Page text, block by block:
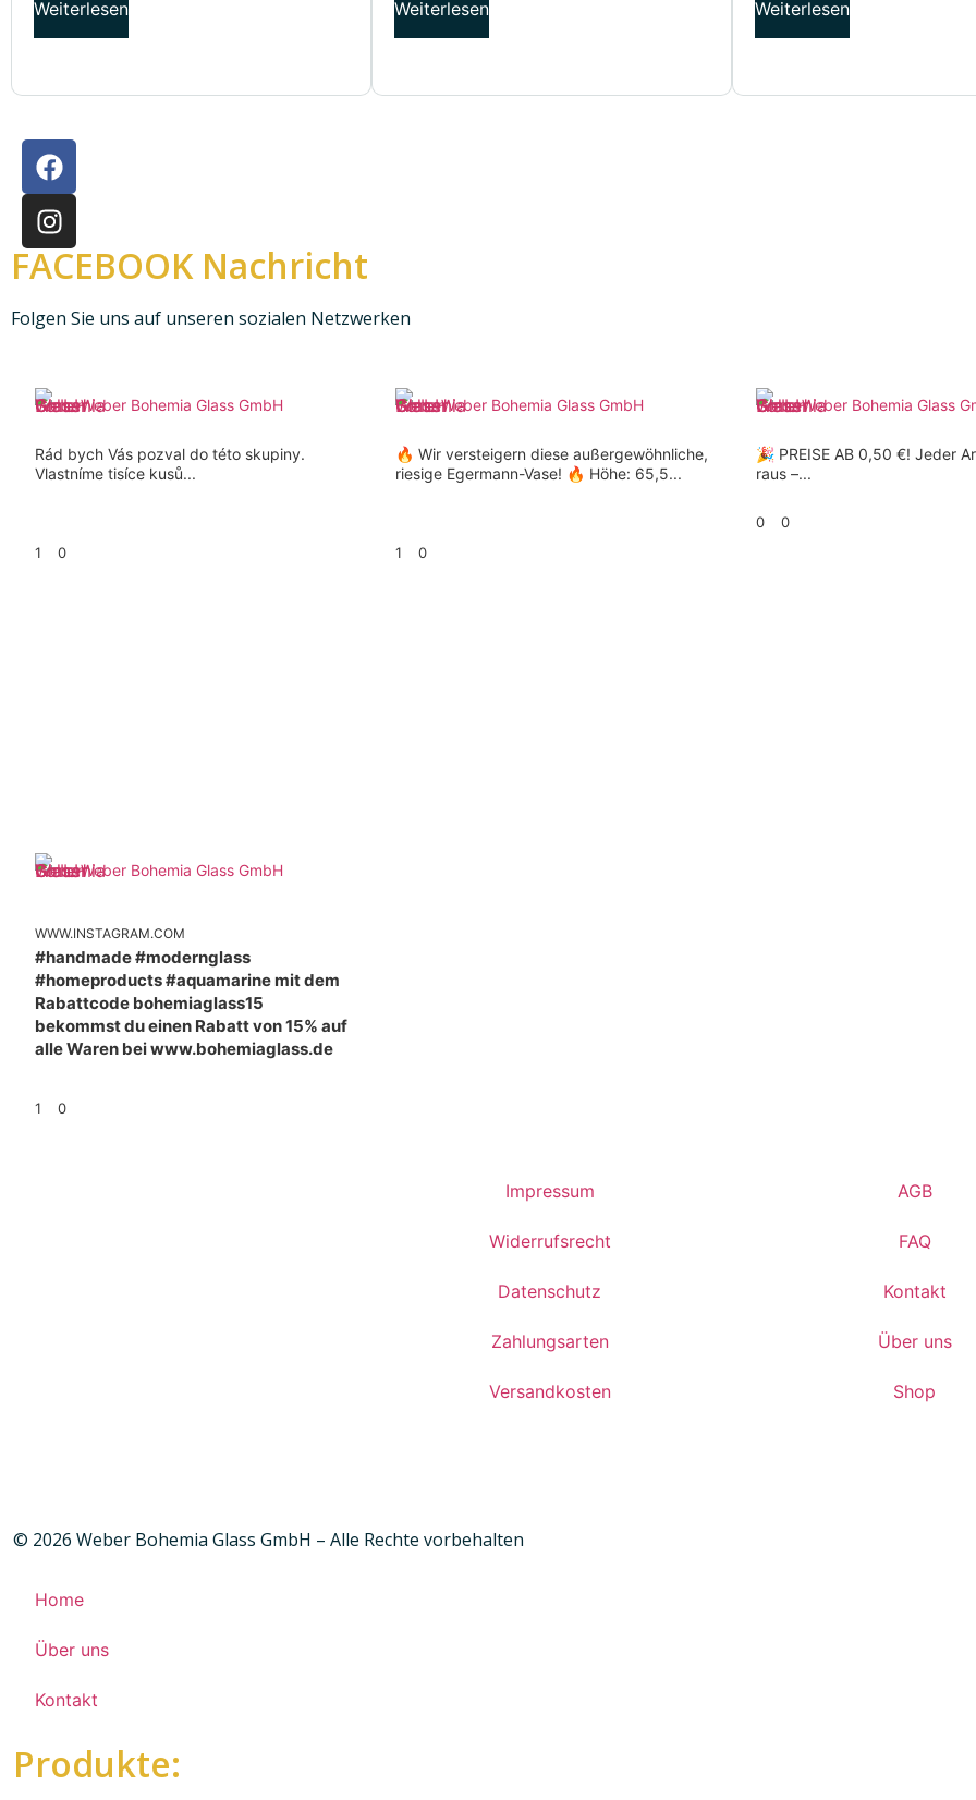
Weiterlesen Weiterlesen Weiterlesen
FACEBOOK Nachricht
Folgen Sie uns auf unseren sozialen Netzwerken
Weber Bohemia Glass GmbH
Rád bych Vás pozval do této skupiny.
Vlastníme tisíce kusů...
1 0
Weber Bohemia Glass GmbH
🔥 Wir versteigern diese außergewöhnliche,
riesige Egermann-Vase! 🔥 Höhe: 65,5...
1 0
Weber Bohemia Glass
🎉 PREISE AB 0,50 €! Jeder
raus –...
0 0
Weber Bohemia Glass GmbH
WWW.INSTAGRAM.COM
#handmade #modernglass
#homeproducts #aquamarine mit dem
Rabattcode bohemiaglass15
bekommst du einen Rabatt von 15% auf
alle Waren bei www.bohemiaglass.de
1 0
Impressum
Widerrufsrecht
Datenschutz
Zahlungsarten
Versandkosten
AGB
FAQ
Kontakt
Über uns
Shop
© 2026 Weber Bohemia Glass GmbH – Alle Rechte vorbehalten
Home
Über uns
Kontakt
Produkte: